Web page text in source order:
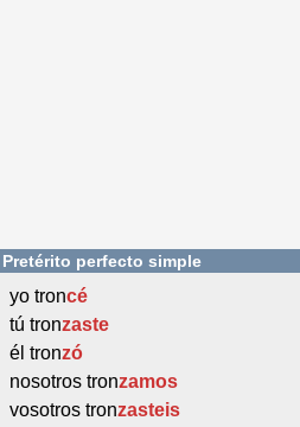
Pretérito perfecto simple
yo troncé
tú tronzaste
él tronzó
nosotros tronzamos
vosotros tronzasteis